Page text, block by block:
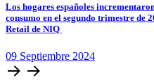
Los hogares españoles
consumo en el segundo trimestre de
Retail de NIQ
09 Septiembre 2024